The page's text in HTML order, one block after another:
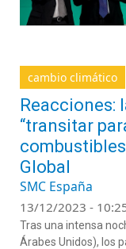
cambio climático
Reacciones:
“transitar
Global
SMC España
13/12/2023 -
Tras una intensa
Árabes Unidos), los